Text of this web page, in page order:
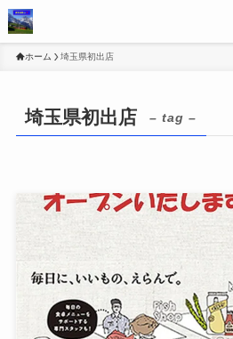
ホーム 埼玉県初出店
埼玉県初出店 – tag –